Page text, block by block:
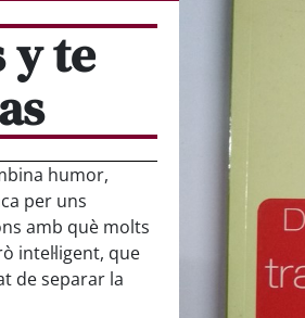
y te
humor,
per uns
amb què molts
intel·ligent, que
de separar la